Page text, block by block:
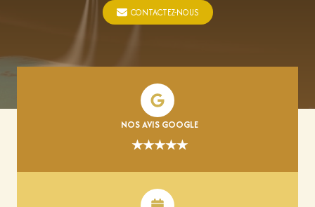
CONTACTEZ-NOUS
NOS AVIS GOOGLE
★★★★★